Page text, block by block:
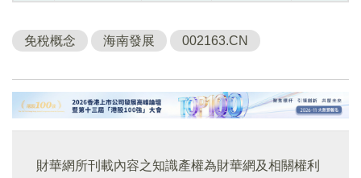
免稅概念 海南發展 002163.CN
財華網所刊載內容之知識產權為財華網及相關權利